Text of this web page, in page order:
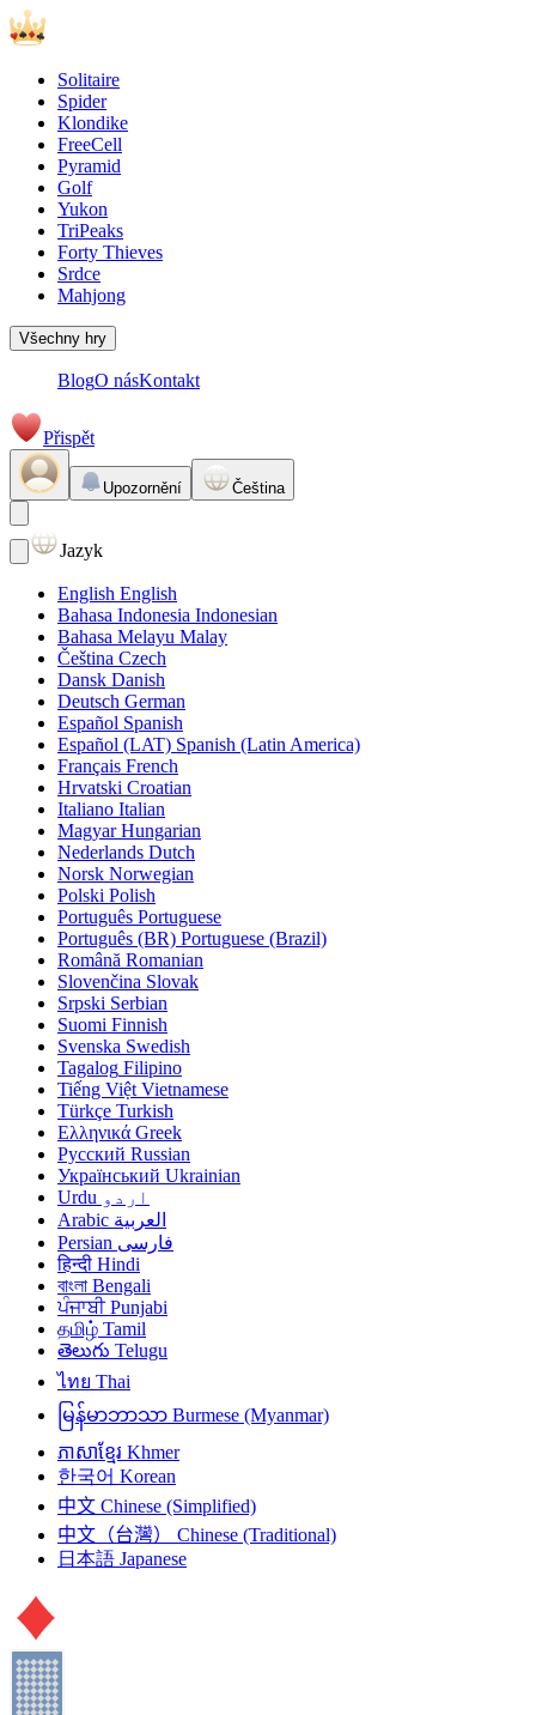
Solitaire
Spider
Klondike
FreeCell
Pyramid
Golf
Yukon
TriPeaks
Forty Thieves
Srdce
Mahjong
Všechny hry
BlogO násKontakt
Přispět
Upozornění Čeština
Jazyk
English English
Bahasa Indonesia Indonesian
Bahasa Melayu Malay
Čeština Czech
Dansk Danish
Deutsch German
Español Spanish
Español (LAT) Spanish (Latin America)
Français French
Hrvatski Croatian
Italiano Italian
Magyar Hungarian
Nederlands Dutch
Norsk Norwegian
Polski Polish
Português Portuguese
Português (BR) Portuguese (Brazil)
Română Romanian
Slovenčina Slovak
Srpski Serbian
Suomi Finnish
Svenska Swedish
Tagalog Filipino
Tiếng Việt Vietnamese
Türkçe Turkish
Ελληνικά Greek
Русский Russian
Український Ukrainian
اردو Urdu
العربية Arabic
فارسی Persian
हिन्दी Hindi
বাংলা Bengali
ਪੰਜਾਬੀ Punjabi
தமிழ் Tamil
తెలుగు Telugu
ไทย Thai
မြန်မာဘာသာ Burmese (Myanmar)
ភាសាខ្មែរ Khmer
한국어 Korean
中文 Chinese (Simplified)
中文（台灣）
Chinese (Traditional)
日本語 Japanese